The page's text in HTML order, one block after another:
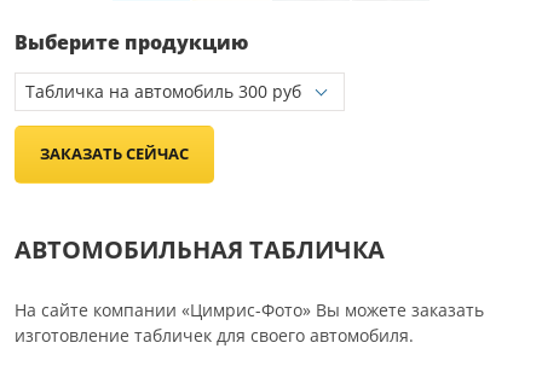
Выберите продукцию
ЗАКАЗАТЬ СЕЙЧАС
АВТОМОБИЛЬНАЯ ТАБЛИЧКА
На сайте компании «Цимрис-Фото» Вы можете заказать
изготовление табличек для своего автомобиля.